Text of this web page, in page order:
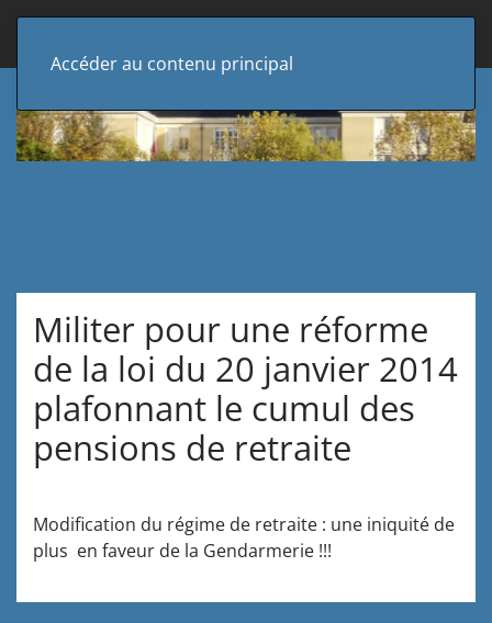
Accéder au contenu principal
Militer pour une réforme
de la loi du 20 janvier 2014
plafonnant le cumul des
pensions de retraite
Modification du régime de retraite : une iniquité de
plus en faveur de la Gendarmerie !!!